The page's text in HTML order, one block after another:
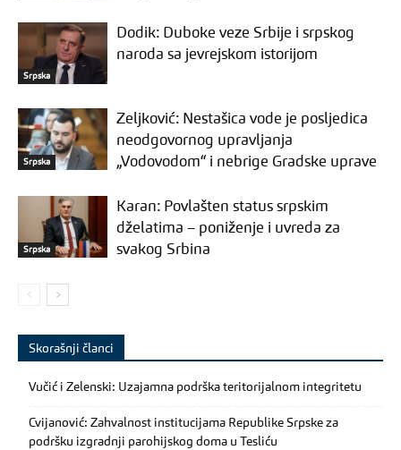
Srpska
Dodik: Duboke veze Srbije i srpskog
naroda sa jevrejskom istorijom
Srpska
Zeljković: Nestašica vode je posljedica
neodgovornog upravljanja
„Vodovodom“ i nebrige Gradske uprave
Srpska
Karan: Povlašten status srpskim
dželatima – poniženje i uvreda za
svakog Srbina
Skorašnji članci
Vučić i Zelenski: Uzajamna podrška teritorijalnom integritetu
Cvijanović: Zahvalnost institucijama Republike Srpske za
podršku izgradnji parohijskog doma u Tesliću